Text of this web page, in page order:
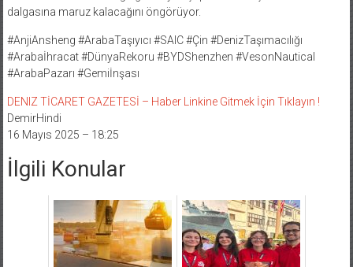
dalgasına maruz kalacağını öngörüyor.
#AnjiAnsheng #ArabaTaşıyıcı #SAIC #Çin #DenizTaşımacılığı
#Arabaİhracat #DünyaRekoru #BYDShenzhen #VesonNautical
#ArabaPazarı #Gemiİnşası
DENIZ TİCARET GAZETESİ – Haber Linkine Gitmek İçin Tıklayın !
DemirHindi
16 Mayıs 2025 – 18:25
İlgili Konular